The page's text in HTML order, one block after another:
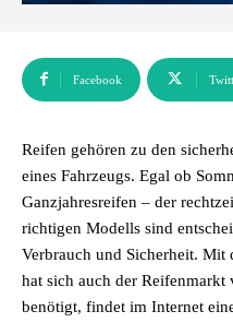
Facebook
Reifen gehören zu den
eines Fahrzeugs. Egal ob
Ganzjahresreifen – der
richtigen Modells sind
Verbrauch und Sicherheit. Mit
hat sich auch der Reifenmarkt
benötigt, findet im Internet